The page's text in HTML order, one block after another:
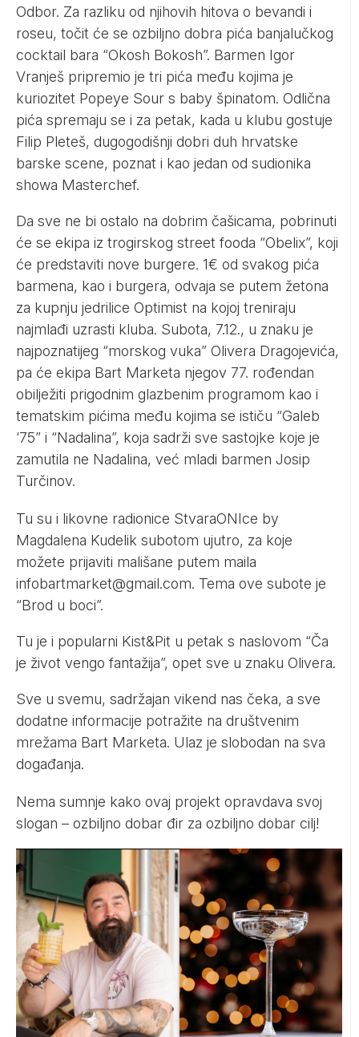
Odbor. Za razliku od njihovih hitova o bevandi i
roseu, točit će se ozbiljno dobra pića banjalučkog
cocktail bara “Okosh Bokosh”. Barmen Igor
Vranješ pripremio je tri pića među kojima je
kuriozitet Popeye Sour s baby špinatom. Odlična
pića spremaju se i za petak, kada u klubu gostuje
Filip Pleteš, dugogodišnji dobri duh hrvatske
barske scene, poznat i kao jedan od sudionika
showa Masterchef.
Da sve ne bi ostalo na dobrim čašicama, pobrinuti
će se ekipa iz trogirskog street fooda “Obelix”, koji
će predstaviti nove burgere. 1€ od svakog pića
barmena, kao i burgera, odvaja se putem žetona
za kupnju jedrilice Optimist na kojoj treniraju
najmlađi uzrasti kluba. Subota, 7.12., u znaku je
najpoznatijeg “morskog vuka” Olivera Dragojevića,
pa će ekipa Bart Marketa njegov 77. rođendan
obilježiti prigodnim glazbenim programom kao i
tematskim pićima među kojima se ističu “Galeb
‘75” i “Nadalina”, koja sadrži sve sastojke koje je
zamutila ne Nadalina, već mladi barmen Josip
Turčinov.
Tu su i likovne radionice StvaraONIce by
Magdalena Kudelik subotom ujutro, za koje
možete prijaviti mališane putem maila
infobartmarket@gmail.com. Tema ove subote je
“Brod u boci”.
Tu je i popularni Kist&Pit u petak s naslovom “Ča
je život vengo fantažija”, opet sve u znaku Olivera.
Sve u svemu, sadržajan vikend nas čeka, a sve
dodatne informacije potražite na društvenim
mrežama Bart Marketa. Ulaz je slobodan na sva
događanja.
Nema sumnje kako ovaj projekt opravdava svoj
slogan – ozbiljno dobar đir za ozbiljno dobar cilj!